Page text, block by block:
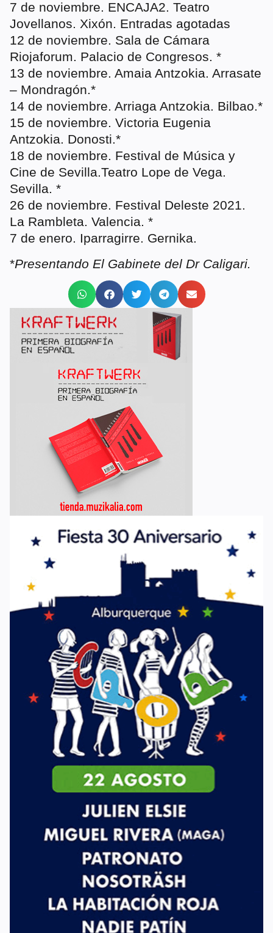
7 de noviembre. ENCAJA2. Teatro
Jovellanos. Xixón. Entradas agotadas
12 de noviembre. Sala de Cámara
Riojaforum. Palacio de Congresos. *
13 de noviembre. Amaia Antzokia. Arrasate
– Mondragón.*
14 de noviembre. Arriaga Antzokia. Bilbao.*
15 de noviembre. Victoria Eugenia
Antzokia. Donosti.*
18 de noviembre. Festival de Música y
Cine de Sevilla.Teatro Lope de Vega.
Sevilla. *
26 de noviembre. Festival Deleste 2021.
La Rambleta. Valencia. *
7 de enero. Iparragirre. Gernika.
*Presentando El Gabinete del Dr Caligari.